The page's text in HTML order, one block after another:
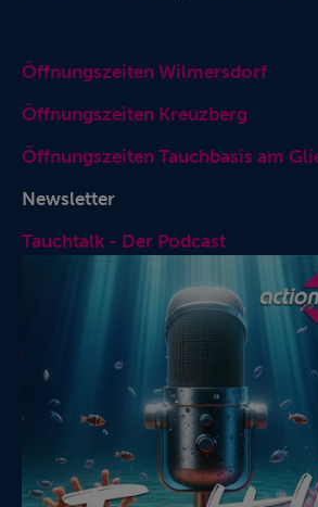
Öffnungszeiten Wilmersdorf
Öffnungszeiten Kreuzberg
Öffnungszeiten Tauchbasis am
Newsletter
Tauchtalk - Der Podcast